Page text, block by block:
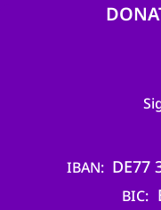
IBAN DE77
BIC